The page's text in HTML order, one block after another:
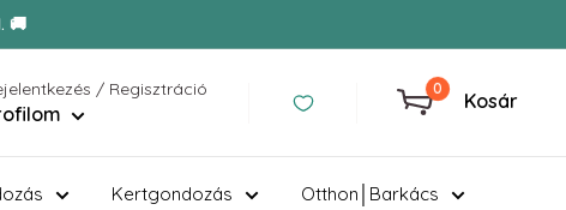
🚚
/ Regisztráció 0
Kosár
Kertgondozás Otthon│Barkács